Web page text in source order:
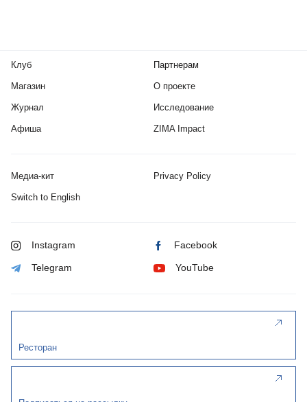
Клуб
Магазин
Журнал
Афиша
Партнерам
О проекте
Исследование
ZIMA Impact
Медиа-кит Privacy Policy
Switch to English
Instagram Facebook
Telegram YouTube
Ресторан